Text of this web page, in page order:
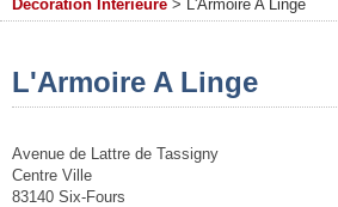
Décoration Intérieure > L'Armoire A Linge
L'Armoire A Linge
Avenue de Lattre de Tassigny
Centre Ville
83140 Six-Fours